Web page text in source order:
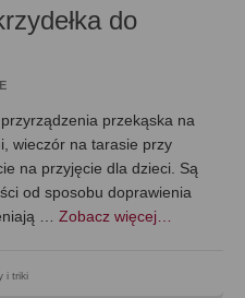
do
przekąska na
wieczór na tarasie przy
na przyjęcie dla dzieci. Są
od sposobu doprawienia
… Zobacz więcej…
i triki